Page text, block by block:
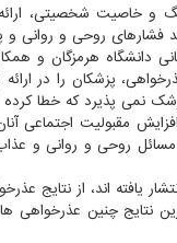
و خاصیت شخصیتی،
فشارهای روحی و روانی و
دانشگاه هرمزگان و
پزشکان را در
نمی پذیرد که خطا
مقبولیت
مسائل روحی و روانی و
یافته اند، از نتایج
نتایج چنین عذرخواهی